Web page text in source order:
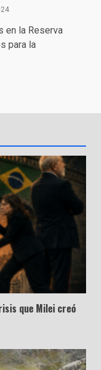
en la Reserva
para la
que Milei creó